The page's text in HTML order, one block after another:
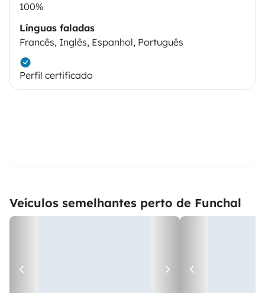
100%
Línguas faladas
Francês, Inglês, Espanhol, Português
Perfil certificado
Veículos semelhantes perto de Funchal